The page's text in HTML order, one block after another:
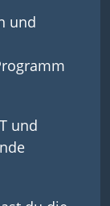
und
und